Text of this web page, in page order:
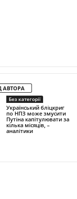
АВТОРА
Без категорії
Український бліцкриг
по НПЗ може змусити
Путіна капітулювати за
кілька місяців, –
аналітики